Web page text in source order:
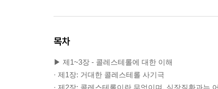
목차
▶ 제1~3장 - 콜레스테롤에 대한 이해
· 제1장: 거대한 콜레스테롤 사기극